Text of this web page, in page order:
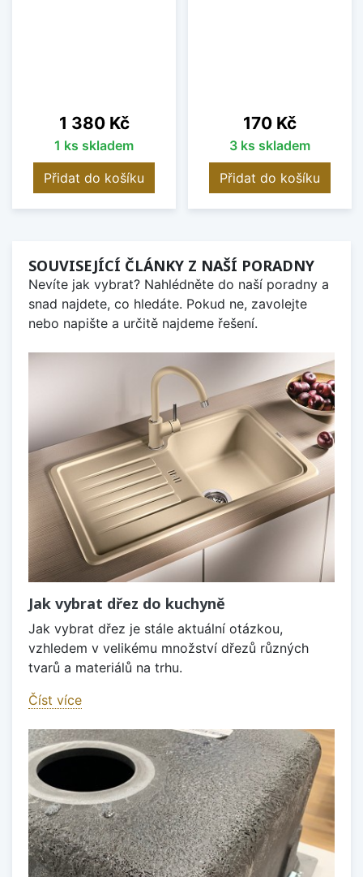
Cena
1 380 Kč
1 ks skladem
Přidat do košíku
Cena
170 Kč
3 ks skladem
Přidat do košíku
SOUVISEJÍCÍ ČLÁNKY Z NAŠÍ PORADNY
Nevíte jak vybrat? Nahlédněte do naší poradny a
snad najdete, co hledáte. Pokud ne, zavolejte
nebo napište a určitě najdeme řešení.
Jak vybrat dřez do kuchyně
Jak vybrat dřez je stále aktuální otázkou,
vzhledem v velikému množství dřezů různých
tvarů a materiálů na trhu.
Číst více